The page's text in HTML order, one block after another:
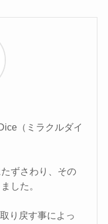
（ミラクルダイ
ずさわり、その
した。
り戻す事によっ